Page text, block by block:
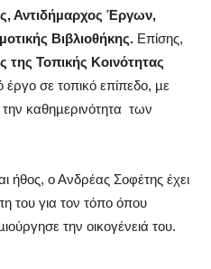
Αντιδήµαρχος Έργων,
Βιβλιοθήκης. Επίσης,
της Τοπικής Κοινότητας
έργο σε τοπικό επίπεδο, µε
καθηµερινότητα των
ήθος, ο Ανδρέας Σοφέτης έχει
του για τον τόπο όπου
την οικογένειά του.